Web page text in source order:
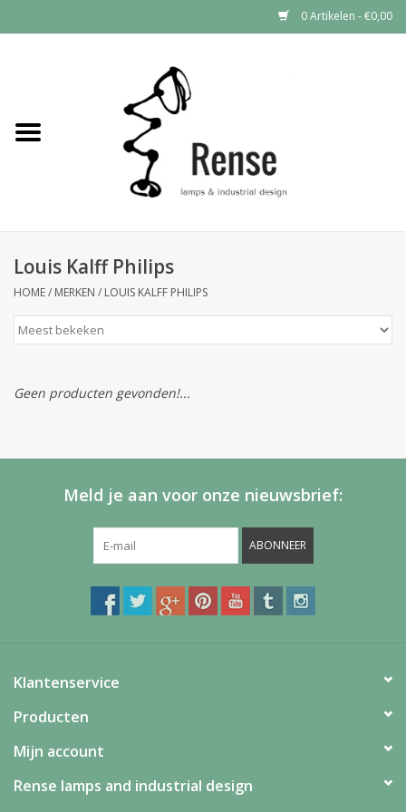
0 Artikelen - €0,00
Industrial lamps
Louis Kalff Philips
HOME/ MERKEN / LOUIS KALFF PHILIPS
Geen producten gevonden!...
Meld je aan voor onze nieuwsbrief:
ABONNEER
Klantenservice
Producten
Mijn account
Rense lamps and industrial design